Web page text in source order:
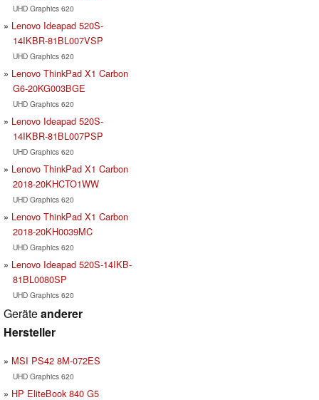
UHD Graphics 620
Lenovo Ideapad 520S-
14IKBR-81BL007VSP
UHD Graphics 620
Lenovo ThinkPad X1 Carbon
G6-20KG003BGE
UHD Graphics 620
Lenovo Ideapad 520S-
14IKBR-81BL007PSP
UHD Graphics 620
Lenovo ThinkPad X1 Carbon
2018-20KHCTO1WW
UHD Graphics 620
Lenovo ThinkPad X1 Carbon
2018-20KH0039MC
UHD Graphics 620
Lenovo Ideapad 520S-14IKB-
81BL0080SP
UHD Graphics 620
Geräteanderer
Hersteller
MSI PS42 8M-072ES
UHD Graphics 620
HP EliteBook 840 G5